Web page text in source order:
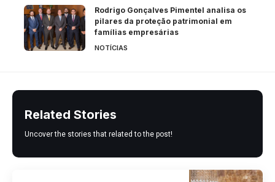
Rodrigo Gonçalves Pimentel analisa os
pilares da proteção patrimonial em
famílias empresárias
NOTÍCIAS
Related Stories
Uncover the stories that related to the post!